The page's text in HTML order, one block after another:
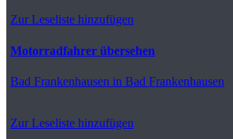
Zur Leseliste hinzufügen
Motorradfahrer übersehen
Bad Frankenhausen in Bad Frankenhausen
Zur Leseliste hinzufügen